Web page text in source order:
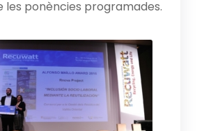
les ponències programades.